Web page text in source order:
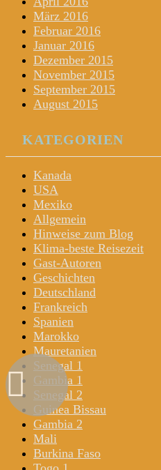
März 2016
Februar 2016
Januar 2016
Dezember 2015
November 2015
September 2015
August 2015
KATEGORIEN
Kanada
USA
Mexiko
Allgemein
Hinweise zum Blog
Klima-beste Reisezeit
Gast-Autoren
Geschichten
Deutschland
Frankreich
Spanien
Marokko
Mauretanien
Senegal 1
Gambia 1
Senegal 2
Guinea Bissau
Gambia 2
Mali
Burkina Faso